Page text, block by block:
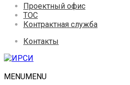
Проектный офис
ТОС
Контрактная служба
Контакты
MENUMENU